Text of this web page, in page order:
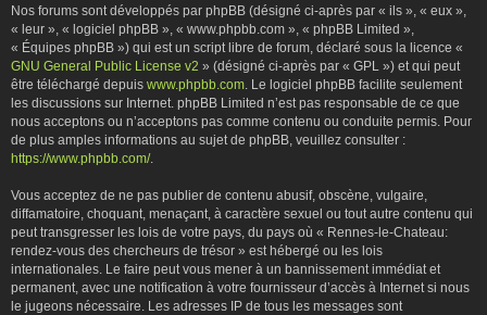
Nos forums sont développés par phpBB (désigné ci-après par « ils », « eux »,
« leur », « logiciel phpBB », « www.phpbb.com », « phpBB Limited »,
« Équipes phpBB ») qui est un script libre de forum, déclaré sous la licence «
GNU General Public License v2 » (désigné ci-après par « GPL ») et qui peut
être téléchargé depuis www.phpbb.com. Le logiciel phpBB facilite seulement
les discussions sur Internet. phpBB Limited n’est pas responsable de ce que
nous acceptons ou n’acceptons pas comme contenu ou conduite permis. Pour
de plus amples informations au sujet de phpBB, veuillez consulter :
https://www.phpbb.com/.
Vous acceptez de ne pas publier de contenu abusif, obscène, vulgaire,
diffamatoire, choquant, menaçant, à caractère sexuel ou tout autre contenu qui
peut transgresser les lois de votre pays, du pays où « Rennes-le-Chateau:
rendez-vous des chercheurs de trésor » est hébergé ou les lois
internationales. Le faire peut vous mener à un bannissement immédiat et
permanent, avec une notification à votre fournisseur d’accès à Internet si nous
le jugeons nécessaire. Les adresses IP de tous les messages sont